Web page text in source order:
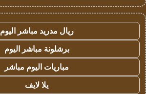
ريال مدريد مباشر اليوم
برشلونة مباشر اليوم
مباريات اليوم مباشر
يلا لايف